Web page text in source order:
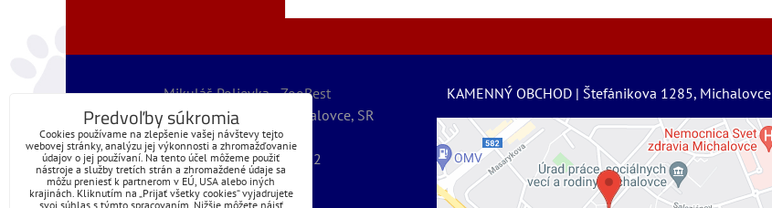
Mikuláš Polievka - ZooBest
Severná 5789/32, 07101 Michalovce, SR
IČO: 56067127
IČ DPH: SK1072399262
@obchod | zoobest
+421 (0)905 225 110
KAMENNÝ OBCHOD | Štefánikova 1285, Michalovce
Predvoľby súkromia
Cookies používame na zlepšenie vašej návštevy tejto
webovej stránky, analýzu jej výkonnosti a zhromažďovanie
údajov o jej používaní. Na tento účel môžeme použiť
nástroje a služby tretích strán a zhromaždené údaje sa
môžu preniesť k partnerom v EÚ, USA alebo iných
krajinách. Kliknutím na „Prijať všetky cookies“ vyjadrujete
svoj súhlas s týmto spracovaním. Nižšie môžete nájsť